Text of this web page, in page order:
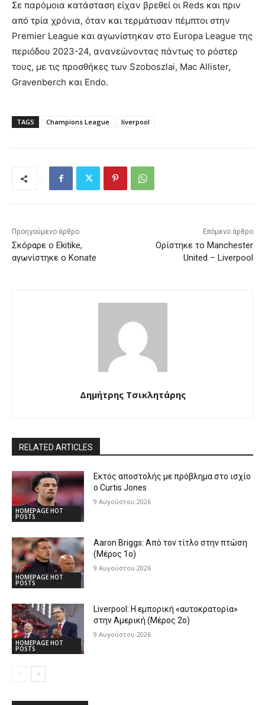
Σε παρόμοια κατάσταση είχαν βρεθεί οι Reds και πριν
από τρία χρόνια, όταν και τερμάτισαν πέμπτοι στην
Premier League και αγωνίστηκαν στο Europa League της
περιόδου 2023-24, ανανεώνοντας πάντως το ρόστερ
τους, με τις προσθήκες των Szoboszlai, Mac Allister,
Gravenberch και Endo.
TAGS Champions League liverpool
Προηγούμενο άρθρο
Σκόραρε ο Ekitike,
αγωνίστηκε ο Konate
Επόμενο άρθρο
Ορίστηκε το Manchester
United – Liverpool
Δημήτρης Τσικλητάρης
RELATED ARTICLES
HOMEPAGE HOT
POSTS
Εκτός αποστολής με πρόβλημα στο ισχίο
ο Curtis Jones
9 Αυγούστου 2026
HOMEPAGE HOT
POSTS
Aaron Briggs: Από τον τίτλο στην πτώση
(Μέρος 1ο)
9 Αυγούστου 2026
HOMEPAGE HOT
POSTS
Liverpool: Η εμπορική «αυτοκρατορία»
στην Αμερική (Μέρος 2ο)
9 Αυγούστου 2026